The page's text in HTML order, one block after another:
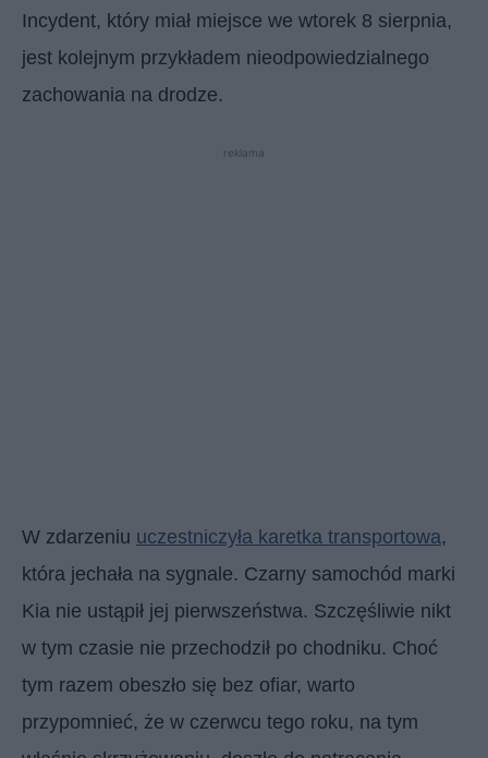
Incydent, który miał miejsce we wtorek 8 sierpnia,
jest kolejnym przykładem nieodpowiedzialnego
zachowania na drodze.
reklama
W zdarzeniu uczestniczyła karetka transportowa,
która jechała na sygnale. Czarny samochód marki
Kia nie ustąpił jej pierwszeństwa. Szczęśliwie nikt
w tym czasie nie przechodził po chodniku. Choć
tym razem obeszło się bez ofiar, warto
przypomnieć, że w czerwcu tego roku, na tym